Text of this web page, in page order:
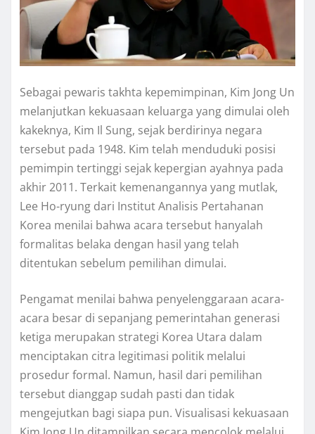
Sebagai pewaris takhta kepemimpinan, Kim Jong Un
melanjutkan kekuasaan keluarga yang dimulai oleh
kakeknya, Kim Il Sung, sejak berdirinya negara
tersebut pada 1948. Kim telah menduduki posisi
pemimpin tertinggi sejak kepergian ayahnya pada
akhir 2011. Terkait kemenangannya yang mutlak,
Lee Ho-ryung dari Institut Analisis Pertahanan
Korea menilai bahwa acara tersebut hanyalah
formalitas belaka dengan hasil yang telah
ditentukan sebelum pemilihan dimulai.
Pengamat menilai bahwa penyelenggaraan acara-
acara besar di sepanjang pemerintahan generasi
ketiga merupakan strategi Korea Utara dalam
menciptakan citra legitimasi politik melalui
prosedur formal. Namun, hasil dari pemilihan
tersebut dianggap sudah pasti dan tidak
mengejutkan bagi siapa pun. Visualisasi kekuasaan